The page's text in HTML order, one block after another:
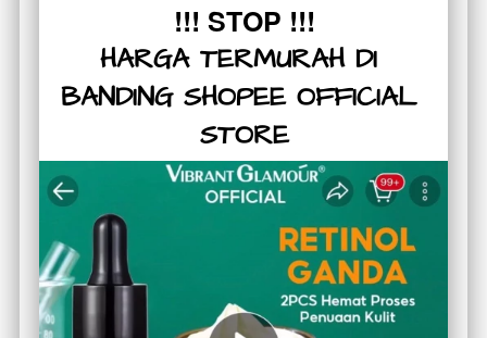
!!! STOP !!!
HARGA TERMURAH DI
BANDING SHOPEE OFFICIAL
STORE